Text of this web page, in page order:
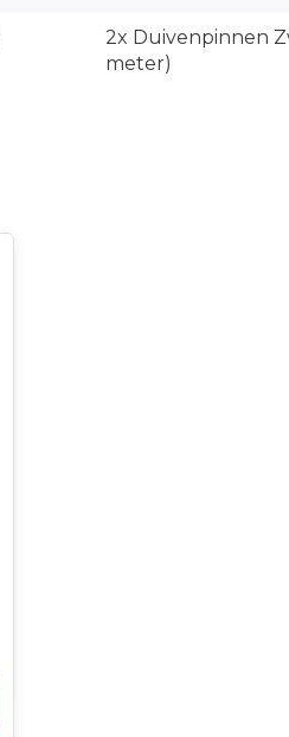
2x Duivenpinnen
meter)